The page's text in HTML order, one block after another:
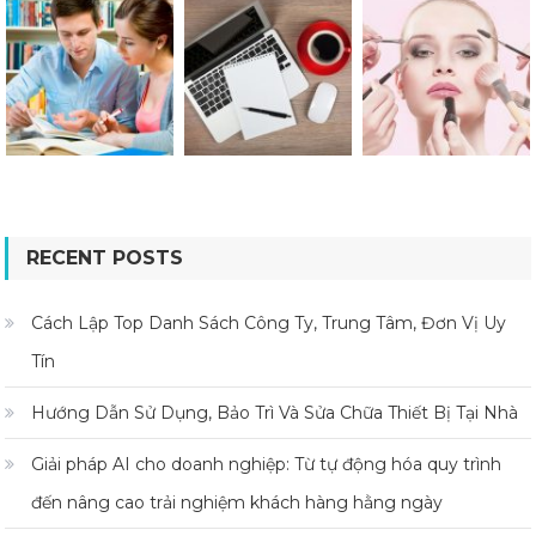
RECENT POSTS
Cách Lập Top Danh Sách Công Ty, Trung Tâm, Đơn Vị Uy
Tín
Hướng Dẫn Sử Dụng, Bảo Trì Và Sửa Chữa Thiết Bị Tại Nhà
Giải pháp AI cho doanh nghiệp: Từ tự động hóa quy trình
đến nâng cao trải nghiệm khách hàng hằng ngày